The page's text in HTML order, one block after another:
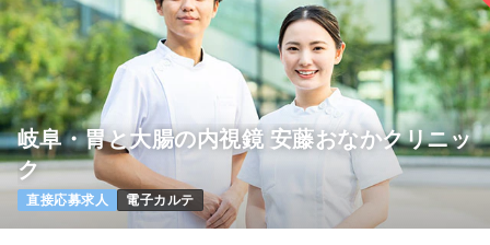
岐阜・胃と大腸の内視鏡 安藤おなかクリニッ
ク
直接応募求人 電子カルテ